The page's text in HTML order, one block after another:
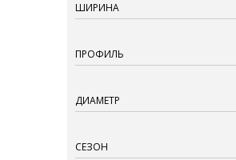
ШИРИНА
ПРОФИЛЬ
ДИАМЕТР
СЕЗОН